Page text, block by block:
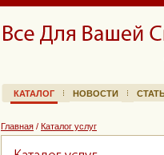
КАТАЛОГ НОВОСТИ
Главная / Каталог услуг